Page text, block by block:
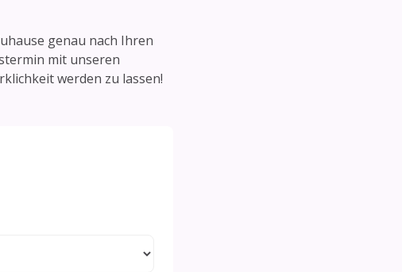
genau nach Ihren
mit unseren
werden zu lassen!